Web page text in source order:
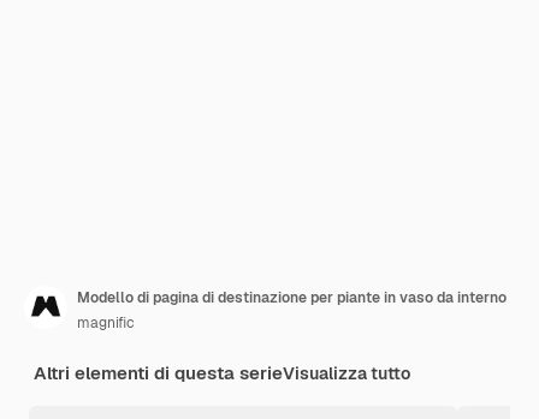
Modello di pagina di destinazione per piante in vaso da interno
magnific
Altri elementi di questa serieVisualizza tutto